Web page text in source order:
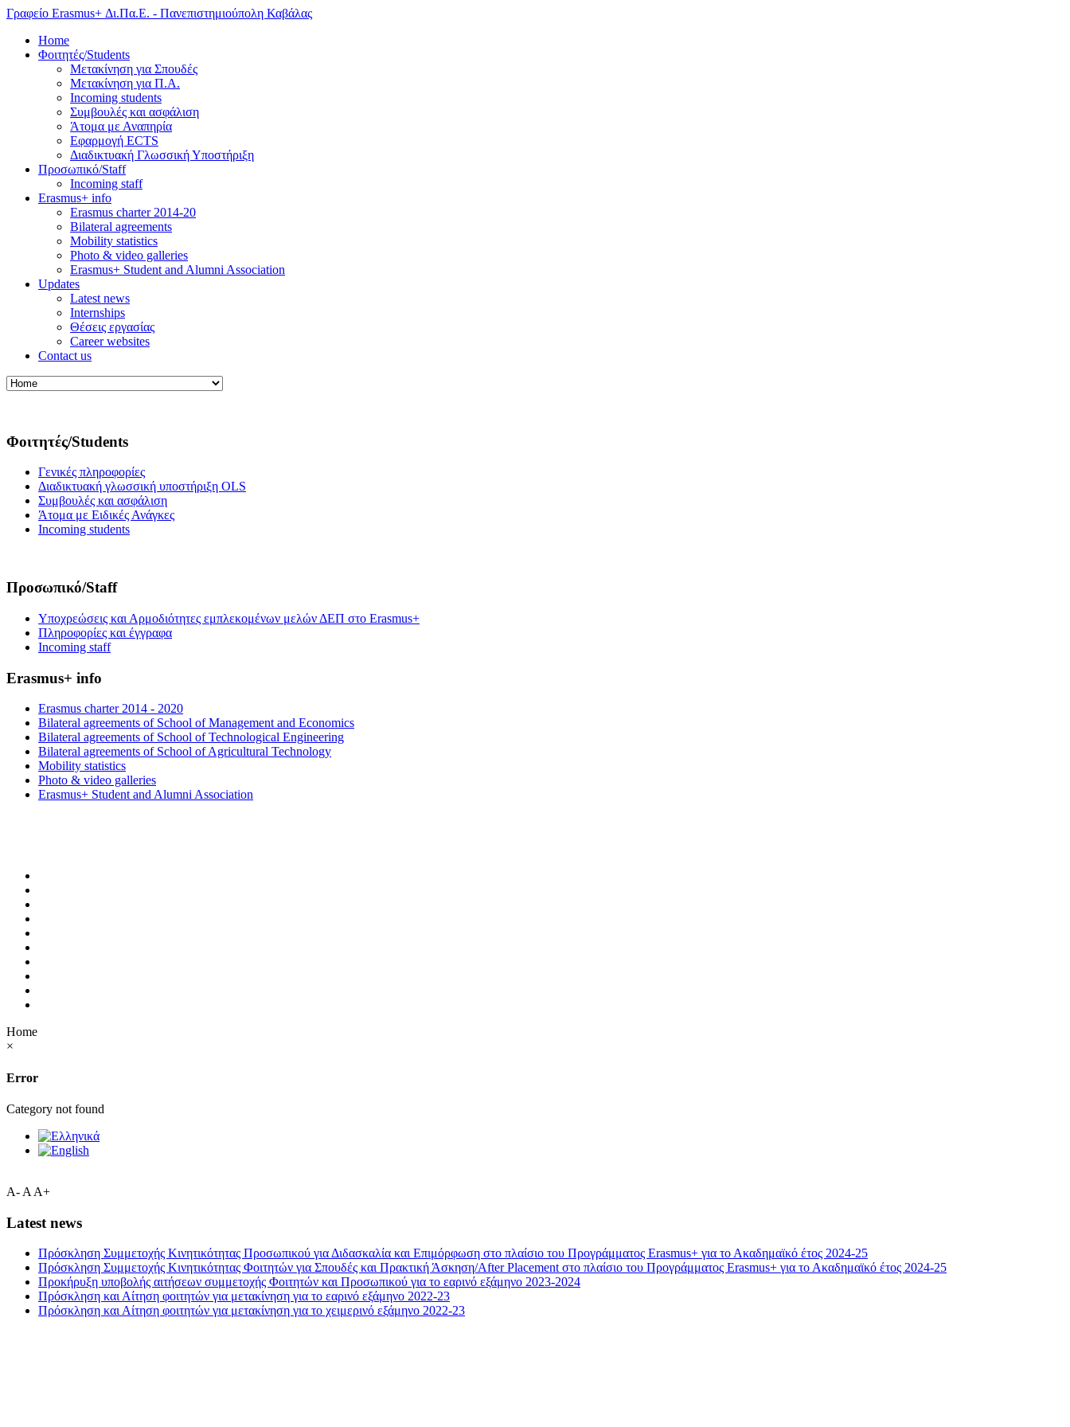
Γραφείο Erasmus+ Δι.Πα.Ε. - Πανεπιστημιούπολη Καβάλας
Home
Φοιτητές/Students
Μετακίνηση για Σπουδές
Μετακίνηση για Π.Α.
Incoming students
Συμβουλές και ασφάλιση
Άτομα με Αναπηρία
Εφαρμογή ECTS
Διαδικτυακή Γλωσσική Υποστήριξη
Προσωπικό/Staff
Incoming staff
Erasmus+ info
Erasmus charter 2014-20
Bilateral agreements
Mobility statistics
Photo & video galleries
Erasmus+ Student and Alumni Association
Updates
Latest news
Internships
Θέσεις εργασίας
Career websites
Contact us
Φοιτητές/Students
Γενικές πληροφορίες
Διαδικτυακή γλωσσική υποστήριξη OLS
Συμβουλές και ασφάλιση
Άτομα με Ειδικές Ανάγκες
Incoming students
Προσωπικό/Staff
Υποχρεώσεις και Αρμοδιότητες εμπλεκομένων μελών ΔΕΠ στο Erasmus+
Πληροφορίες και έγγραφα
Incoming staff
Erasmus+ info
Erasmus charter 2014 - 2020
Bilateral agreements of School of Management and Economics
Bilateral agreements of School of Technological Engineering
Bilateral agreements of School of Agricultural Technology
Mobility statistics
Photo & video galleries
Erasmus+ Student and Alumni Association
Home
×
Error
Category not found
A- A A+
Latest news
Πρόσκληση Συμμετοχής Κινητικότητας Προσωπικού για Διδασκαλία και Επιμόρφωση στο πλαίσιο του Προγράμματος Erasmus+ για το Ακαδημαϊκό έτος 2024-25
Πρόσκληση Συμμετοχής Κινητικότητας Φοιτητών για Σπουδές και Πρακτική Άσκηση/After Placement στο πλαίσιο του Προγράμματος Erasmus+ για το Ακαδημαϊκό έτος 2024-25
Προκήρυξη υποβολής αιτήσεων συμμετοχής Φοιτητών και Προσωπικού για το εαρινό εξάμηνο 2023-2024
Πρόσκληση και Αίτηση φοιτητών για μετακίνηση για το εαρινό εξάμηνο 2022-23
Πρόσκληση και Αίτηση φοιτητών για μετακίνηση για το χειμερινό εξάμηνο 2022-23